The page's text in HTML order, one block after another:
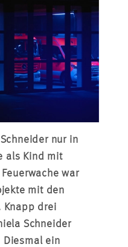
nur in
als Kind mit
war
mit den
Knapp drei
Schneider
Diesmal ein